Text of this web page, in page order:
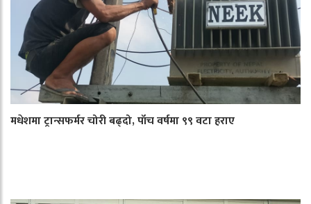
मधेशमा ट्रान्सफर्मर चोरी बढ्दो, पाँच वर्षमा ९९ वटा हराए